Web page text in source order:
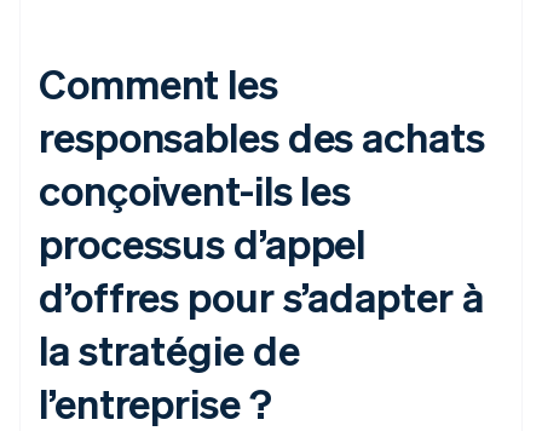
Comment les
responsables des achats
conçoivent-ils les
processus d’appel
d’offres pour s’adapter à
la stratégie de
l’entreprise ?